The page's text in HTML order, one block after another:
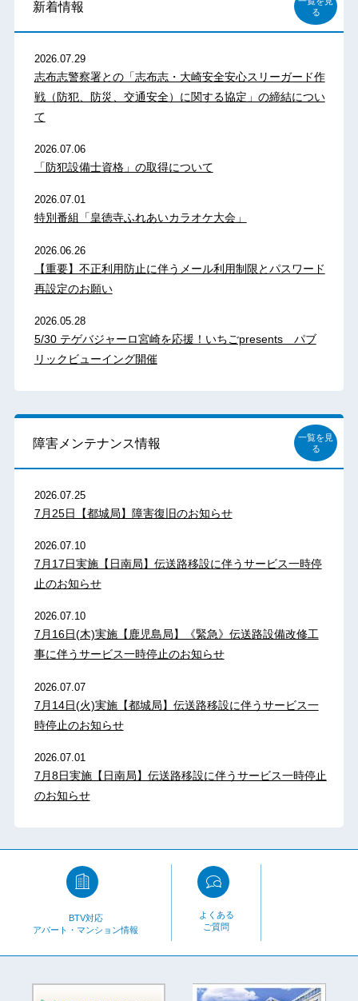
新着情報
る
2026.07.29
志布志警察署との「志布志・大崎安全安心スリーガード作
戦（防犯、防災、交通安全）に関する協定」の締結につい
て
2026.07.06
「防犯設備士資格」の取得について
2026.07.01
特別番組「皇徳寺ふれあいカラオケ大会」
2026.06.26
【重要】不正利用防止に伴うメール利用制限とパスワード
再設定のお願い
2026.05.28
5/30 テゲバジャーロ宮崎を応援！いちごpresents パブ
リックビューイング開催
障害メンテナンス情報
一覧を見
る
2026.07.25
7月25日【都城局】障害復旧のお知らせ
2026.07.10
7月17日実施【日南局】伝送路移設に伴うサービス一時停
止のお知らせ
2026.07.10
7月16日(木)実施【鹿児島局】《緊急》伝送路設備改修工
事に伴うサービス一時停止のお知らせ
2026.07.07
7月14日(火)実施【都城局】伝送路移設に伴うサービス一
時停止のお知らせ
2026.07.01
7月8日実施【日南局】伝送路移設に伴うサービス一時停止
のお知らせ
BTV対応
アパート・マンション情報
よくある
ご質問